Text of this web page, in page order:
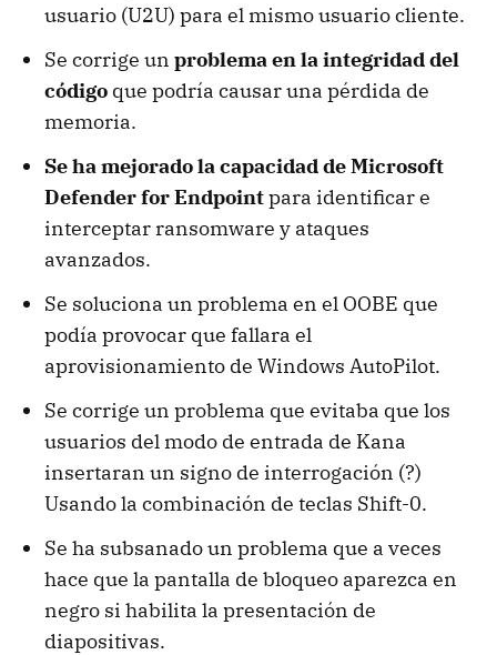
usuario (U2U) para el mismo usuario cliente.
Se corrige un problema en la integridad del
código que podría causar una pérdida de
memoria.
Se ha mejorado la capacidad de Microsoft
Defender for Endpointpara identificar e
interceptar ransomware y ataques
avanzados.
Se soluciona un problema en el OOBE que
podía provocar que fallara el
aprovisionamiento de Windows AutoPilot.
Se corrige un problema que evitaba que los
usuarios del modo de entrada de Kana
insertaran un signo de interrogación (?)
Usando la combinación de teclas Shift-0.
Se ha subsanado un problema que a veces
hace que la pantalla de bloqueo aparezca en
negro si habilita la presentación de
diapositivas.